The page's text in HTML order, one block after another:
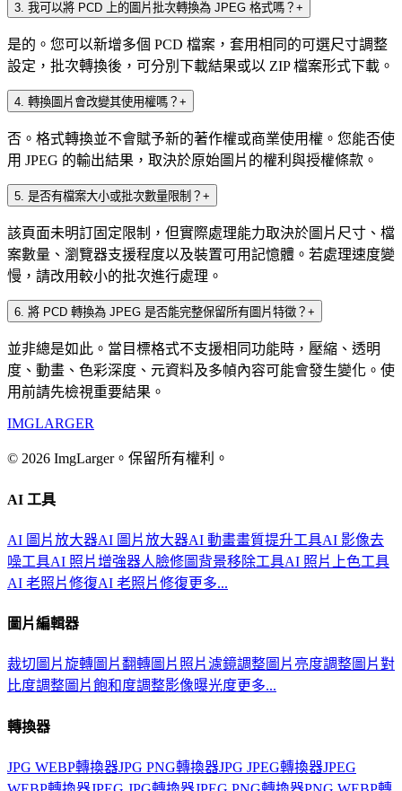
3. 我可以將 PCD 上的圖片批次轉換為 JPEG 格式嗎？ +
是的。您可以新增多個 PCD 檔案，套用相同的可選尺寸調整
設定，批次轉換後，可分別下載結果或以 ZIP 檔案形式下載。
4. 轉換圖片會改變其使用權嗎？ +
否。格式轉換並不會賦予新的著作權或商業使用權。您能否使
用 JPEG 的輸出結果，取決於原始圖片的權利與授權條款。
5. 是否有檔案大小或批次數量限制？ +
該頁面未明訂固定限制，但實際處理能力取決於圖片尺寸、檔
案數量、瀏覽器支援程度以及裝置可用記憶體。若處理速度變
慢，請改用較小的批次進行處理。
6. 將 PCD 轉換為 JPEG 是否能完整保留所有圖片特徵？ +
並非總是如此。當目標格式不支援相同功能時，壓縮、透明
度、動畫、色彩深度、元資料及多幀內容可能會發生變化。使
用前請先檢視重要結果。
IMGLARGER
© 2026 ImgLarger。保留所有權利。
AI 工具
AI 圖片放大器AI 圖片放大器AI 動畫畫質提升工具AI 影像去
噪工具AI 照片增強器人臉修圖 背景移除工具AI 照片上色工具
AI 老照片修復AI 老照片修復更多...
圖片編輯器
裁切圖片旋轉圖片翻轉圖片 照片濾鏡調整圖片亮度調整圖片對
比度調整圖片飽和度調整影像曝光度更多...
轉換器
JPG WEBP轉換器JPG PNG轉換器JPG JPEG轉換器JPEG